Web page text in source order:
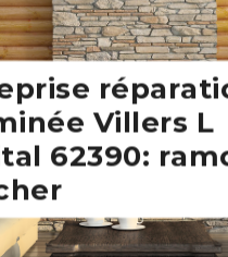
Villers L
62390: